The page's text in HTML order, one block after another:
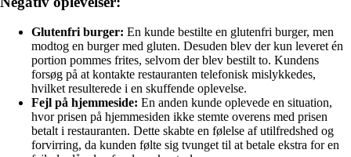
Glutenfri burger: En kunde bestilte en glutenfri burger, men
modtog en burger med gluten. Desuden blev der kun leveret én
portion pommes frites, selvom der blev bestilt to. Kundens
forsøg på at kontakte restauranten telefonisk mislykkedes,
hvilket resulterede i en skuffende oplevelse.
Fejl på hjemmeside: En anden kunde oplevede en situation,
hvor prisen på hjemmesiden ikke stemte overens med prisen
betalt i restauranten. Dette skabte en følelse af utilfredshed og
forvirring, da kunden følte sig tvunget til at betale ekstra for en